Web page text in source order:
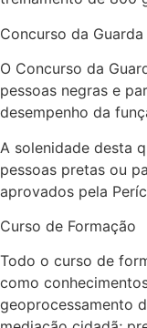
Concurso da Guarda
O Concurso da
pessoas negras e
desempenho da
A solenidade desta
pessoas pretas ou
aprovados pela
Curso de Formação
Todo o curso de
como
geoprocessamento